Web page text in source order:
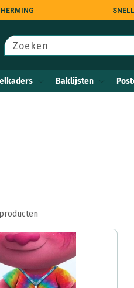
Zoeken
Baklijsten